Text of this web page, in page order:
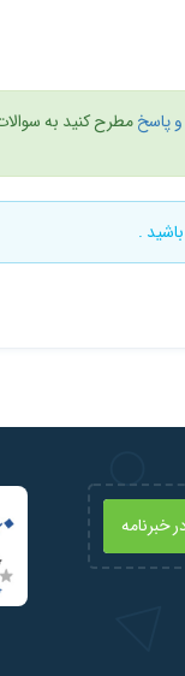
پاسخمطرح کنید به
.
خبرنامه